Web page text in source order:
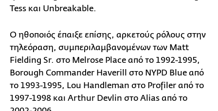
Tess και Unbreakable.
Ο ηθοποιός έπαιξε επίσης, αρκετούς ρόλους στην
τηλεόραση, συμπεριλαμβανομένων των Matt
Fielding Sr. στο Melrose Place από το 1992-1995,
Borough Commander Haverill στο NYPD Blue από
το 1993-1995, Lou Handleman στο Profiler από το
1997-1998 και Arthur Devlin στο Alias ​​από το